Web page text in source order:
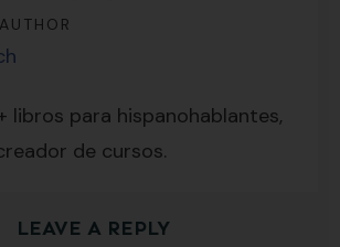
por email...
semana, además de la guía
libros para hispanohablantes,
de cursos.
LEAVE A REPLY